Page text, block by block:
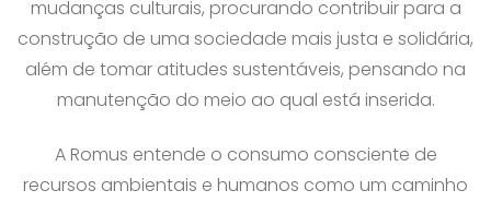
mudanças culturais, procurando contribuir para a
construção de uma sociedade mais justa e solidária,
além de tomar atitudes sustentáveis, pensando na
manutenção do meio ao qual está inserida.
A Romus entende o consumo consciente de
recursos ambientais e humanos como um caminho